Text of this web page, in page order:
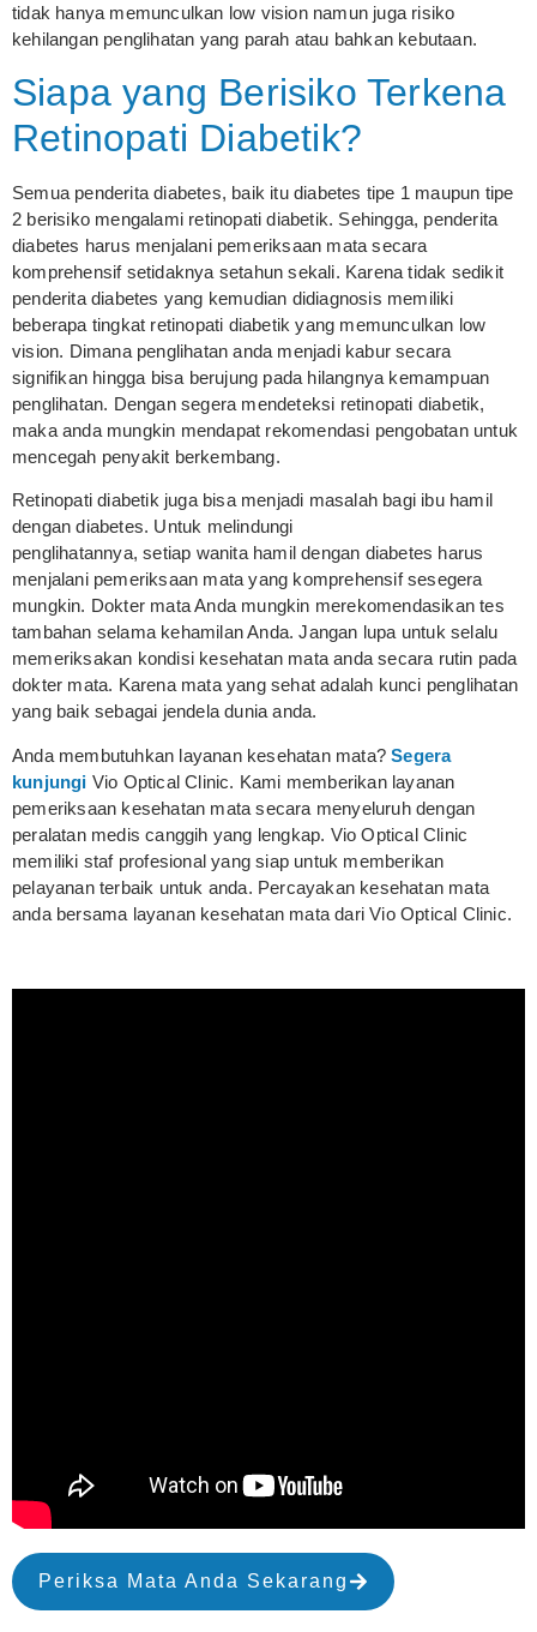
tidak hanya memunculkan low vision namun juga risiko
kehilangan penglihatan yang parah atau bahkan kebutaan.
Siapa yang Berisiko Terkena
Retinopati Diabetik?
Semua penderita diabetes, baik itu diabetes tipe 1 maupun tipe
2 berisiko mengalami retinopati diabetik. Sehingga, penderita
diabetes harus menjalani pemeriksaan mata secara
komprehensif setidaknya setahun sekali. Karena tidak sedikit
penderita diabetes yang kemudian didiagnosis memiliki
beberapa tingkat retinopati diabetik yang memunculkan low
vision. Dimana penglihatan anda menjadi kabur secara
signifikan hingga bisa berujung pada hilangnya kemampuan
penglihatan. Dengan segera mendeteksi retinopati diabetik,
maka anda mungkin mendapat rekomendasi pengobatan untuk
mencegah penyakit berkembang.
Retinopati diabetik juga bisa menjadi masalah bagi ibu hamil
dengan diabetes. Untuk melindungi
penglihatannya, setiap wanita hamil dengan diabetes harus
menjalani pemeriksaan mata yang komprehensif sesegera
mungkin. Dokter mata Anda mungkin merekomendasikan tes
tambahan selama kehamilan Anda. Jangan lupa untuk selalu
memeriksakan kondisi kesehatan mata anda secara rutin pada
dokter mata. Karena mata yang sehat adalah kunci penglihatan
yang baik sebagai jendela dunia anda.
Anda membutuhkan layanan kesehatan mata?Segera
kunjungi Vio Optical Clinic. Kami memberikan layanan
pemeriksaan kesehatan mata secara menyeluruh dengan
peralatan medis canggih yang lengkap. Vio Optical Clinic
memiliki staf profesional yang siap untuk memberikan
pelayanan terbaik untuk anda. Percayakan kesehatan mata
anda bersama layanan kesehatan mata dari Vio Optical Clinic.
Periksa Mata Anda Sekarang